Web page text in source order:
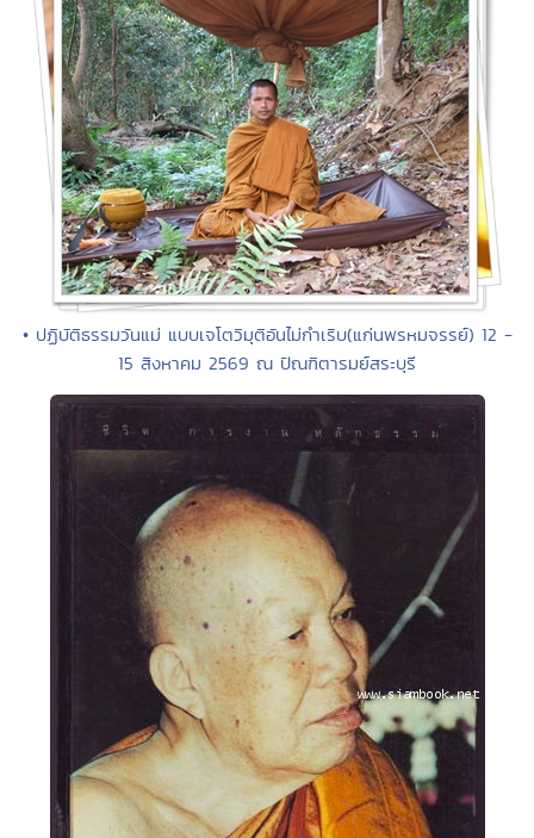
• ปฏิบัติธรรมวันแม่ แบบเจโตวิมุติอันไม่กำเริบ(แก่นพรหมจรรย์) 12 -
15 สิงหาคม 2569 ณ ปัณฑิตารมย์สระบุรี